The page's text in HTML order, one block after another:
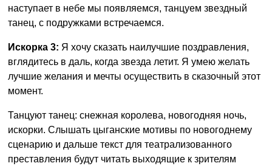
наступает в небе мы появляемся, танцуем звездный
танец, с подружками встречаемся.
Искорка 3: Я хочу сказать наилучшие поздравления,
вглядитесь в даль, когда звезда летит. Я умею желать
лучшие желания и мечты осуществить в сказочный этот
момент.
Танцуют танец: снежная королева, новогодняя ночь,
искорки. Слышать цыганские мотивы по новогоднему
сценарию и дальше текст для театрализованного
преставления будут читать выходящие к зрителям